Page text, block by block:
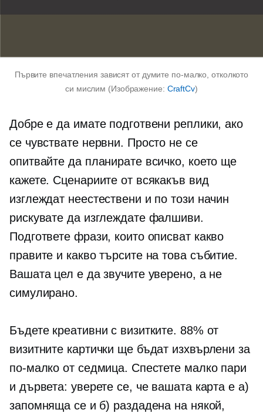
Първите впечатления зависят от думите по-малко, отколкото
си мислим (Изображение: CraftCv)
Добре е да имате подготвени реплики, ако
се чувствате нервни. Просто не се
опитвайте да планирате всичко, което ще
кажете. Сценариите от всякакъв вид
изглеждат неестествени и по този начин
рискувате да изглеждате фалшиви.
Подгответе фрази, които описват какво
правите и какво търсите на това събитие.
Вашата цел е да звучите уверено, а не
симулирано.
Бъдете креативни с визитките. 88% от
визитните картички ще бъдат изхвърлени за
по-малко от седмица. Спестете малко пари
и дървета: уверете се, че вашата карта е а)
запомняща се и б) раздадена на някой,